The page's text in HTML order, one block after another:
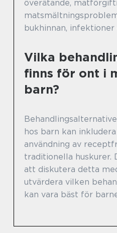
överätande,
bukhinnan,
Vilka
finns för ont i
barn?
hos barn kan
användning av
traditionella huskurer.
att diskutera detta
utvärdera vilken
kan vara bäst för